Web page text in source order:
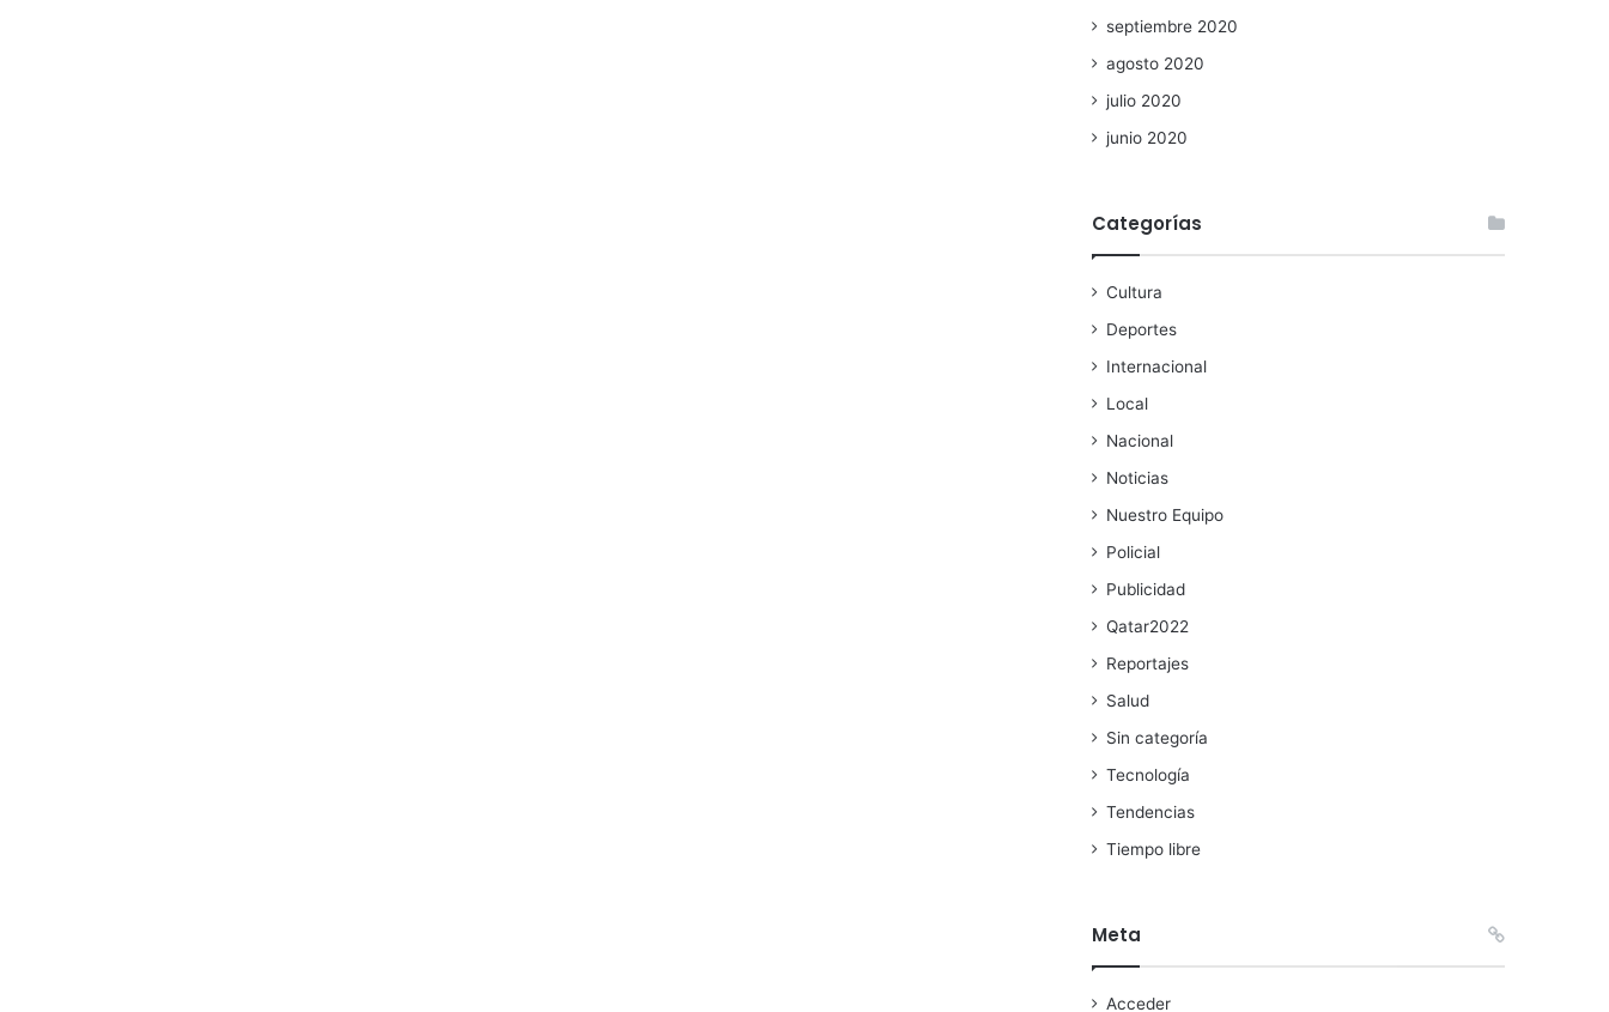
septiembre 2020
agosto 2020
julio 2020
junio 2020
Categorías
Cultura
Deportes
Internacional
Local
Nacional
Noticias
Nuestro Equipo
Policial
Publicidad
Qatar2022
Reportajes
Salud
Sin categoría
Tecnología
Tendencias
Tiempo libre
Meta
Acceder